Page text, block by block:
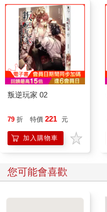
叛逆玩家 02
79 折 特價 221 元
加入購物車
您可能會喜歡